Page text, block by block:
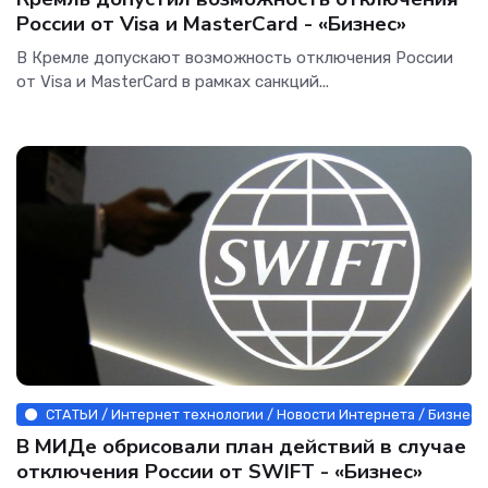
России от Visa и MasterCard - «Бизнес»
В Кремле допускают возможность отключения России
от Visa и MasterCard в рамках санкций...
СТАТЬИ / Интернет технологии / Новости Интернета /
В МИДе обрисовали план действий в случае
отключения России от SWIFT - «Бизнес»